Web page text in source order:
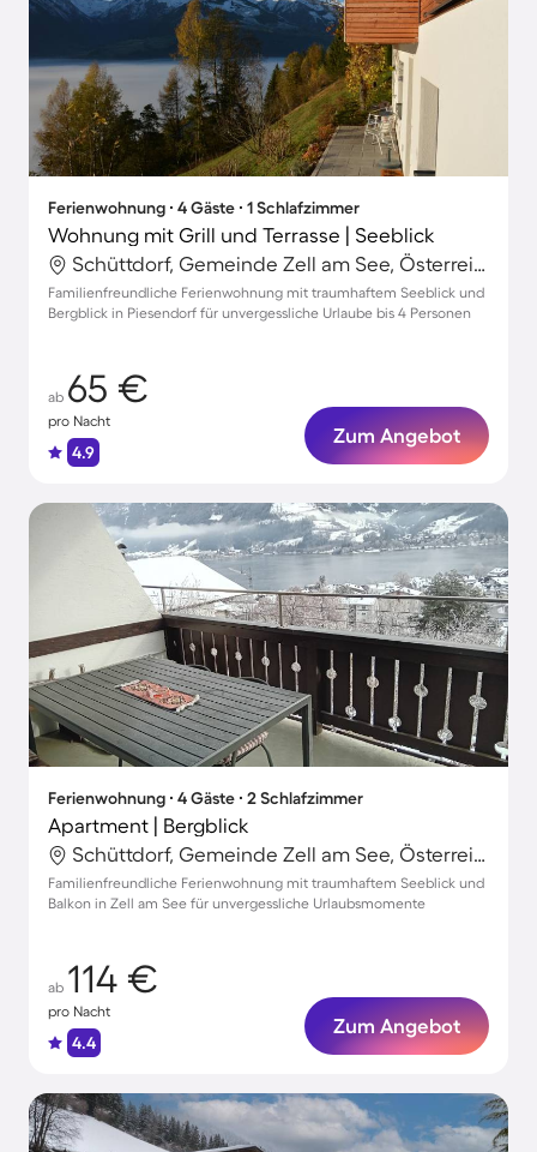
Ferienwohnung ∙ 4 Gäste ∙ 1 Schlafzimmer
Wohnung mit Grill und Terrasse | Seeblick
Schüttdorf, Gemeinde Zell am See, Österreich
Familienfreundliche Ferienwohnung mit traumhaftem Seeblick und
Bergblick in Piesendorf für unvergessliche Urlaube bis 4 Personen
ab 65 €
pro Nacht
4.9
Zum Angebot
Ferienwohnung ∙ 4 Gäste ∙ 2 Schlafzimmer
Apartment | Bergblick
Schüttdorf, Gemeinde Zell am See, Österreich
Familienfreundliche Ferienwohnung mit traumhaftem Seeblick und
Balkon in Zell am See für unvergessliche Urlaubsmomente
ab 114 €
pro Nacht
4.4
Zum Angebot